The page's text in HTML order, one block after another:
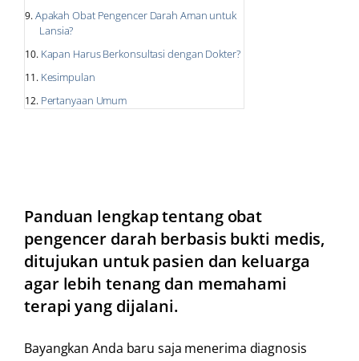
Apakah Obat Pengencer Darah Aman untuk
Lansia?
Kapan Harus Berkonsultasi dengan Dokter?
Kesimpulan
Pertanyaan Umum
Panduan lengkap tentang obat
pengencer darah berbasis bukti medis,
ditujukan untuk pasien dan keluarga
agar lebih tenang dan memahami
terapi yang dijalani.
Bayangkan Anda baru saja menerima diagnosis